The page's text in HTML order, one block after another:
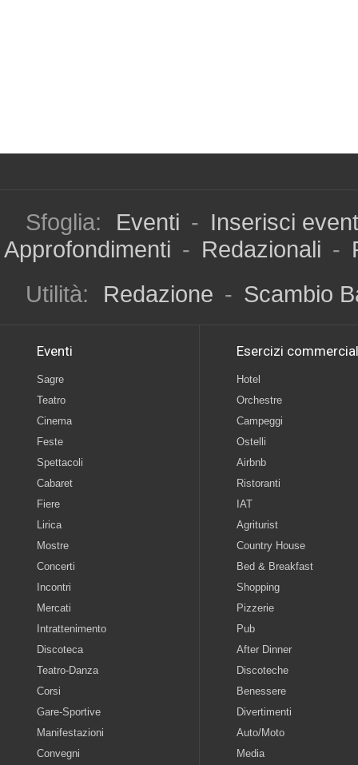
Sfoglia: Eventi - Inserisci
Approfondimenti - Redazionali -
Utilità:
Redazione - Scambio
Eventi
Sagre
Teatro
Cinema
Feste
Spettacoli
Cabaret
Fiere
Lirica
Mostre
Concerti
Incontri
Mercati
Intrattenimento
Discoteca
Teatro-Danza
Corsi
Gare-Sportive
Manifestazioni
Convegni
Esercizi
Hotel
Orchestre
Campeggi
Ostelli
Airbnb
Ristoranti
IAT
Agriturist
Country House
Bed & Breakfast
Shopping
Pizzerie
Pub
After Dinner
Discoteche
Benessere
Divertimenti
Auto/Moto
Media